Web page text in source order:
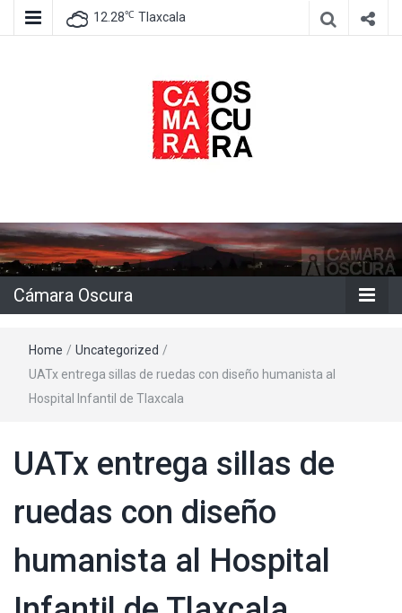
12.28℃ Tlaxcala
Cámara
Oscura
Cámara Oscura
Home / Uncategorized /
UATx entrega sillas de ruedas con diseño humanista al
Hospital Infantil de Tlaxcala
UATx entrega sillas de
ruedas con diseño
humanista al Hospital